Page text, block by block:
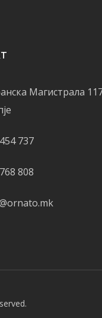
Магистрала
737
808